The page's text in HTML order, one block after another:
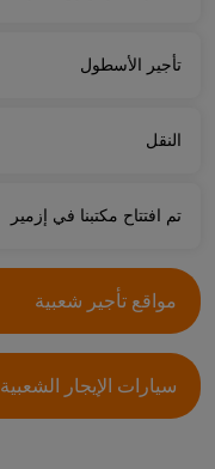
تأجير الأسطول
النقل
تم افتتاح مكتبنا في إزمير
مواقع تأجير شعبية
سيارات الإيجار الشعبية